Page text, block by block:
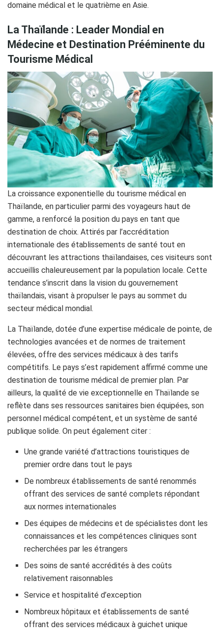
domaine médical et le quatrième en Asie.
La Thaïlande : Leader Mondial en
Médecine et Destination Prééminente du
Tourisme Médical
La croissance exponentielle du tourisme médical en
Thaïlande, en particulier parmi des voyageurs haut de
gamme, a renforcé la position du pays en tant que
destination de choix. Attirés par l’accréditation
internationale des établissements de santé tout en
découvrant les attractions thaïlandaises, ces visiteurs sont
accueillis chaleureusement par la population locale. Cette
tendance s’inscrit dans la vision du gouvernement
thaïlandais, visant à propulser le pays au sommet du
secteur médical mondial.
La Thaïlande, dotée d’une expertise médicale de pointe, de
technologies avancées et de normes de traitement
élevées, offre des services médicaux à des tarifs
compétitifs. Le pays s’est rapidement affirmé comme une
destination de tourisme médical de premier plan. Par
ailleurs, la qualité de vie exceptionnelle en Thaïlande se
reflète dans ses ressources sanitaires bien équipées, son
personnel médical compétent, et un système de santé
publique solide. On peut également citer :
Une grande variété d’attractions touristiques de
premier ordre dans tout le pays
De nombreux établissements de santé renommés
offrant des services de santé complets répondant
aux normes internationales
Des équipes de médecins et de spécialistes dont les
connaissances et les compétences cliniques sont
recherchées par les étrangers
Des soins de santé accrédités à des coûts
relativement raisonnables
Service et hospitalité d’exception
Nombreux hôpitaux et établissements de santé
offrant des services médicaux à guichet unique